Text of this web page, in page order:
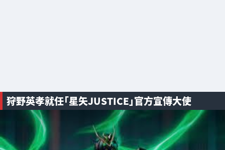
狩野英孝就任「星矢JUSTICE」官方宣傳大使